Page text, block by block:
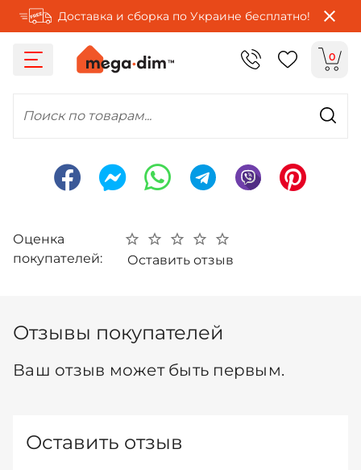
Доставка и сборка по Украине бесплатно!
0
Поиск по товарам...
Оценка
покупателей:
Оставить отзыв
Отзывы покупателей
Ваш отзыв может быть первым.
Оставить отзыв